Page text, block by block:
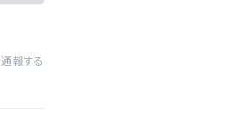
通報する